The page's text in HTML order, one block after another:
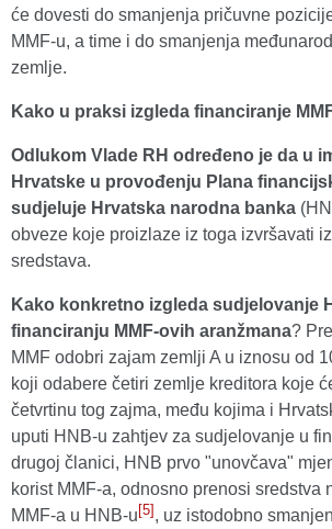
će dovesti do smanjenja pričuvne
MMF-u, a time i do smanjenja
zemlje.
Kako u praksi izgleda financiranje
Odlukom Vlade RH određeno je da u
Hrvatske u provođenju Plana
sudjeluje Hrvatska narodna banka
obveze koje proizlaze iz toga izvršavati
sredstava.
Kako konkretno izgleda sudjelovanje
financiranju MMF-ovih aranžmana?
MMF odobri zajam zemlji A u iznosu od
koji odabere četiri zemlje kreditora koje
četvrtinu tog zajma, među kojima i
uputi HNB-u zahtjev za sudjelovanje u
drugoj članici, HNB prvo "unovčava"
korist MMF-a, odnosno prenosi sredstva
MMF-a u HNB-u[5], uz istodobno